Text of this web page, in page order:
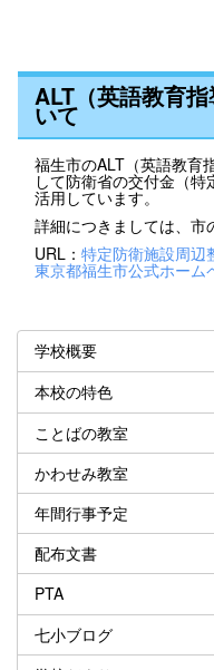
ALT（英語教育
いて
福生市のALT（英語教育
して防衛省の交付金（
活用しています。
詳細につきましては、市
URL： 特定防衛施設周辺
東京都福生市公式ホーム
学校概要
本校の特色
ことばの教室
かわせみ教室
年間行事予定
配布文書
PTA
七小ブログ